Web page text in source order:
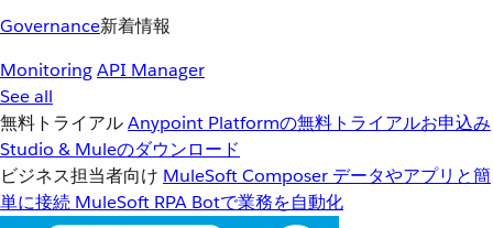
Governance新着情報
MonitoringAPI Manager
See all
無料トライアルAnypoint Platformの無料トライアルお申込み
Studio & Muleのダウンロード
ビジネス担当者向け MuleSoft Composer データやアプリと簡
単に接続 MuleSoft RPA Botで業務を自動化